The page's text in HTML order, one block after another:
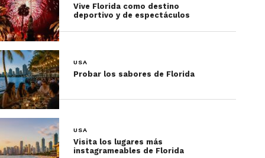
4.Icon Park
Vive Florida como destino
deportivo y de espectáculos
USA
Probar los sabores de Florida
USA
Visita los lugares más
instagrameables de Florida